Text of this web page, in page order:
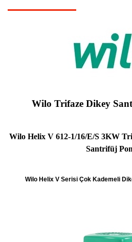
Wilo Trifaze Dikey
Wilo Helix V 612-1/16/E/S 3KW
Santrifüj
Wilo Helix V Serisi Çok Kademeli